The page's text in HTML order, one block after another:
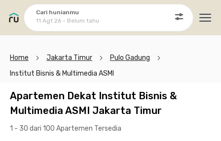
Cari hunianmu
11 Agt 26 - Belum tahu
Home Jakarta Timur
Pulo Gadung
Institut Bisnis & Multimedia ASMI
Apartemen Dekat Institut Bisnis &
Multimedia ASMI Jakarta Timur
1 - 30 dari 100 Apartemen Tersedia